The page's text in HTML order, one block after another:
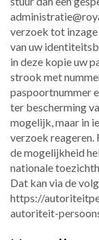
verzoek tot inzage
van uw
in deze kopie uw
strook met
paspoortnummer
ter bescherming
mogelijk, maar in
verzoek reageren.
de mogelijkheid
nationale
Dat kan via de
https://
autoriteit-